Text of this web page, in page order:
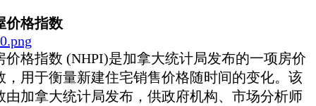
价格指数
价格指数 (NHPI)是加拿大统计局发布的一项房价
，用于衡量新建住宅销售价格随时间的变化。该
由加拿大统计局发布，供政府机构、市场分析师